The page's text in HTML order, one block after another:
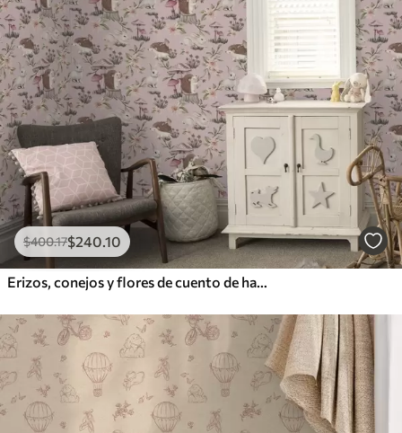
$400.17$240.10
Erizos, conejos y flores de cuento de hadas entre setas sobre fondo rosa